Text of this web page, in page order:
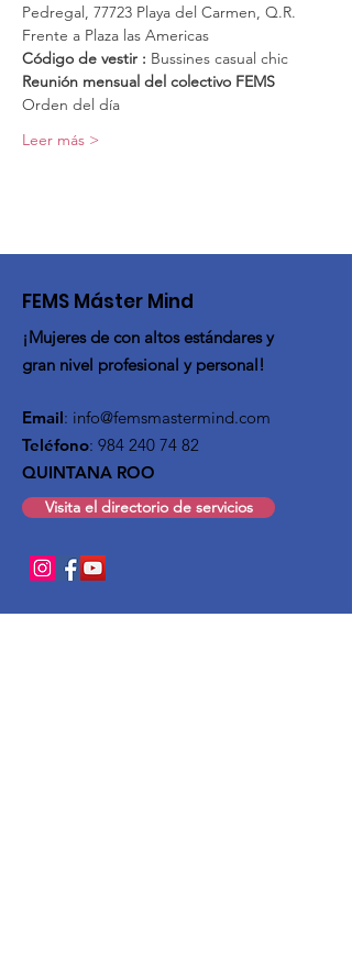
Pedregal, 77723 Playa del Carmen, Q.R.
Frente a Plaza las Americas
Código de vestir : Bussines casual chic
Reunión mensual del colectivo FEMS
Orden del día
Leer más >
FEMS Máster Mind
¡Mujeres de con altos estándares y
gran nivel profesional y personal!
Email: info@femsmastermind.com
Teléfono: 984 240 74 82
QUINTANA ROO
Visita el directorio de servicios